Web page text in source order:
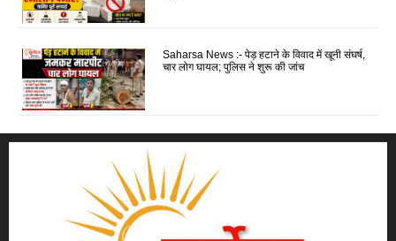
Saharsa News :- पेड़ हटाने के विवाद में खूनी संघर्ष,
चार लोग घायल; पुलिस ने शुरू की जांच